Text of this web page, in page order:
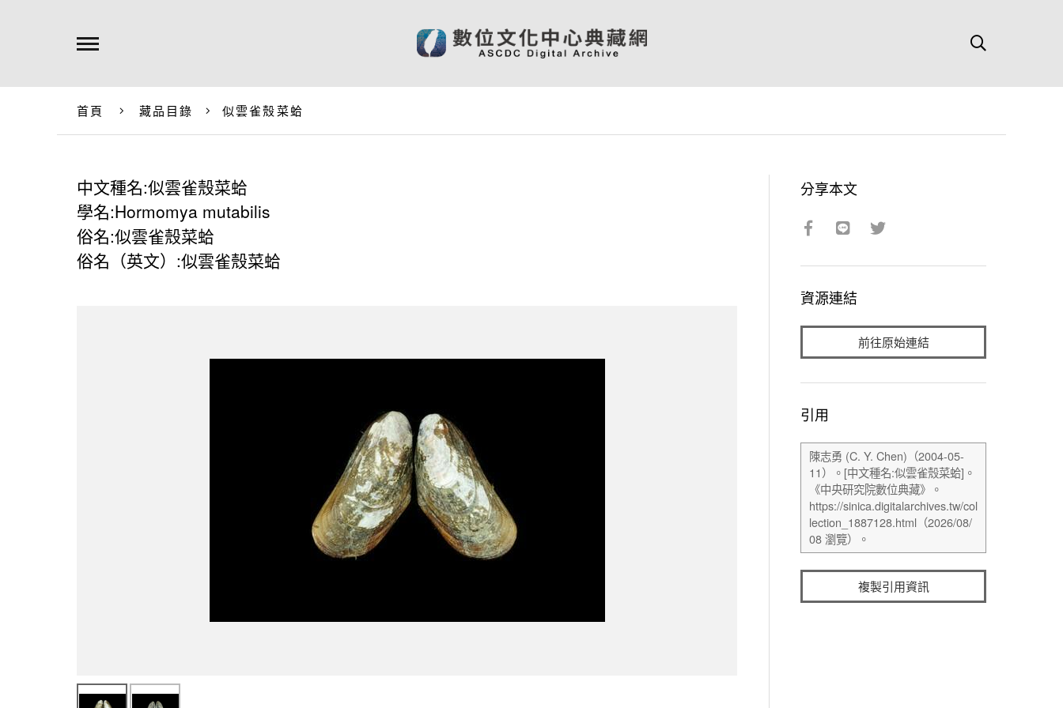
首頁 藏品目錄 似雲雀殼菜蛤
中文種名:似雲雀殼菜蛤
學名:Hormomya mutabilis
俗名:似雲雀殼菜蛤
俗名（英文）:似雲雀殼菜蛤
分享本文
資源連結
前往原始連結
引用
複製引用資訊